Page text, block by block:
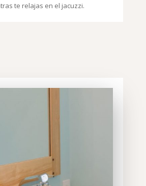
te relajas en el jacuzzi.